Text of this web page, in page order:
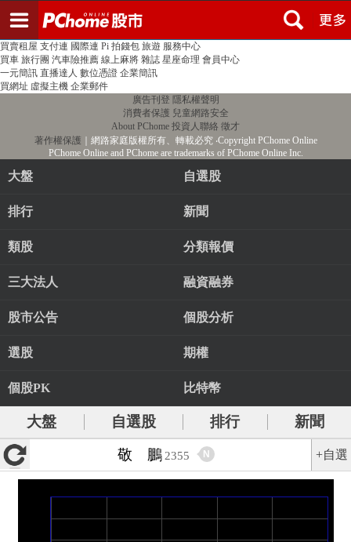
PChome首頁 線上購物 24h購物 書店
買賣租屋 支付連 國際連 Pi 拍錢包 旅遊 服務中心
買車 旅行團 汽車險推薦 線上麻將 雜誌 星座命理 會員中心
一元簡訊 直播達人 數位憑證 企業簡訊
買網址 虛擬主機 企業郵件
廣告刊登 隱私權聲明
消費者保護 兒童網路安全
About PChome 投資人聯絡 徵才
著作權保護 ｜網路家庭版權所有、轉載必究‧Copyright PChome Online
PChome Online and PChome are trademarks of PChome Online Inc.
大盤 自選股
排行 新聞
類股 分類報價
三大法人 融資融券
股市公告 個股分析
選股 期權
個股PK 比特幣
大盤 自選股 排行
新聞
敬 鵬 2355 N +自選